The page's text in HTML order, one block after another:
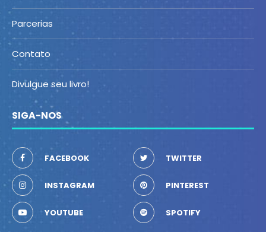
Parcerias
Contato
Divulgue seu livro!
SIGA-NOS
FACEBOOK TWITTER
INSTAGRAM PINTEREST
YOUTUBE SPOTIFY